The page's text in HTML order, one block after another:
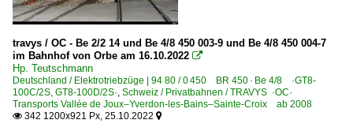
travys / OC - Be 2/2 14 und Be 4/8 450 003-9 und Be 4/8 450 004-7
im Bahnhof von Orbe am 16.10.2022 
Hp. Teutschmann
Deutschland / Elektrotriebzüge | 94 80 / 0 450 BR 450 · Be 4/8 ·GT8-
100C/2S, GT8-100D/2S· Schweiz / Privatbahnen / TRAVYS ·OC·
Transports Vallée de Joux–Yverdon-les-Bains–Sainte-Croix ab 2008
 342 1200x921 Px, 25.10.2022 